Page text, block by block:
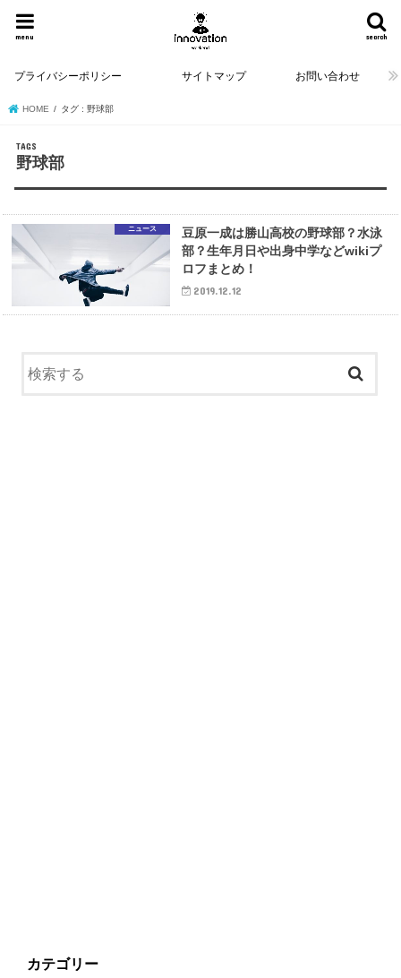
search
menu
プライバシーポリシー サイトマップ お問い合わせ
HOME タグ : 野球部
野球部
ニュース
豆原一成は勝山高校の野球部？水泳
部？生年月日や出身中学などwikiプ
ロフまとめ！
2019.12.12
カテゴリー